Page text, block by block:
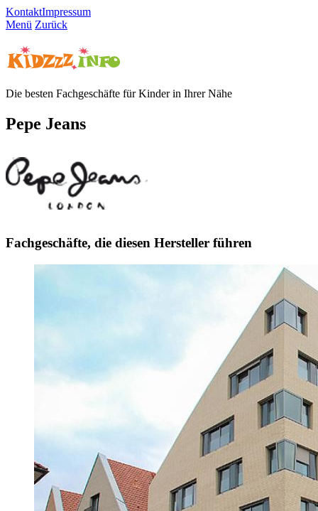
KontaktImpressum
Menü Zurück
Die besten Fachgeschäfte für Kinder in Ihrer Nähe
Pepe Jeans
Fachgeschäfte, die diesen Hersteller führen